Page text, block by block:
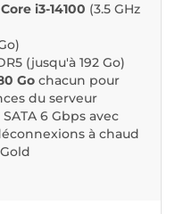
i3-14100 (3.5 GHz
(jusqu'à 192 Go)
Go chacun pour
du serveur
6 Gbps avec
à chaud